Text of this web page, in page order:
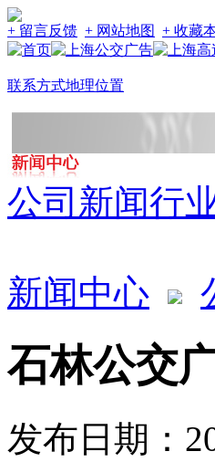
+ 留言反馈 + 网站地图 + 收藏
联系方式地理位置
公司新闻行
新闻中心
石林公交
发布日期：